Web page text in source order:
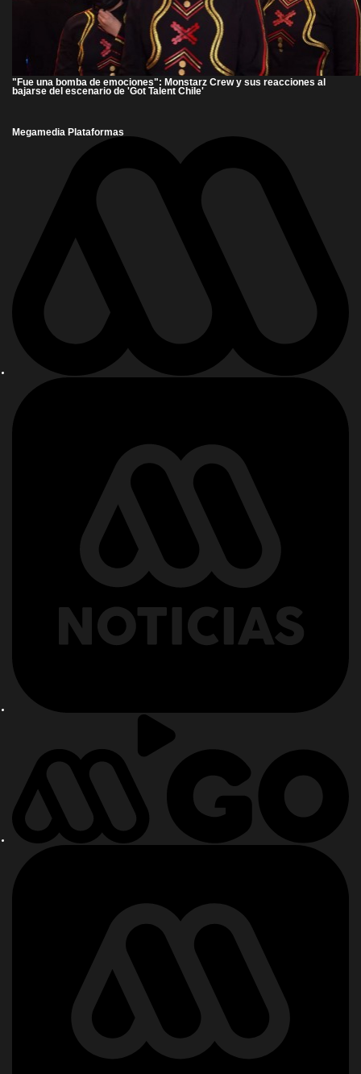
"Fue una bomba de emociones": Monstarz Crew y sus reacciones al
bajarse del escenario de 'Got Talent Chile'
Megamedia Plataformas